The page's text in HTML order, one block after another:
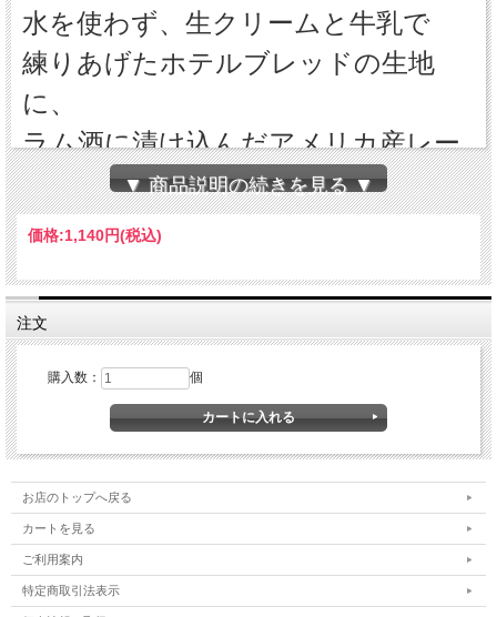
水を使わず、生クリームと牛乳で
練りあげたホテルブレッドの生地
に、
ラム酒に漬け込んだアメリカ産レー
ズンを巻き込みました。
切り口から、今にもこぼれそうな大
一斤につき250グラム配合していま
す。
原材料：小麦粉（国内製造）、レーズン、牛乳、
乳等を主要原料とする食品、卵、マーガリン、砂
糖、イースト、塩／乳化剤、香料、メタリン酸
Na、pH調整剤（一部に卵・乳成分・小麦を含む）
▼ 商品説明の続きを見る ▼
価格:1,140円(税込)
注文
購入数： 個
お店のトップへ戻る
カートを見る
ご利用案内
特定商取引法表示